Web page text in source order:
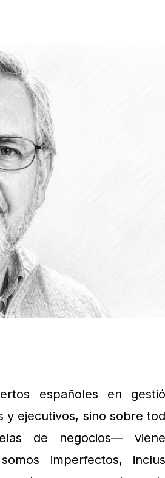
españoles en
ejecutivos, sino sobre
de negocios—
imperfectos,